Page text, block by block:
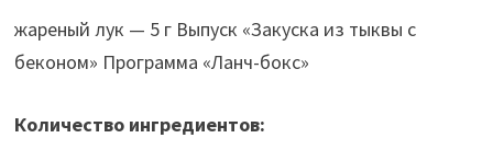
жареный лук — 5 г Выпуск «Закуска из тыквы с
беконом» Программа «Ланч-бокс»
Количество ингредиентов: